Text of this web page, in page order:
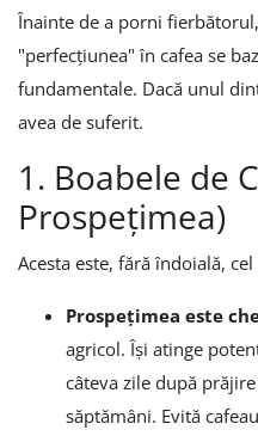
Înainte de a porni
"perfecțiunea" în cafea se
fundamentale. Dacă unul
avea de suferit.
1. Boabele de
Prospețimea)
Acesta este, fără îndoială,
Prospețimea este
agricol. Își atinge
câteva zile după
săptămâni. Evită